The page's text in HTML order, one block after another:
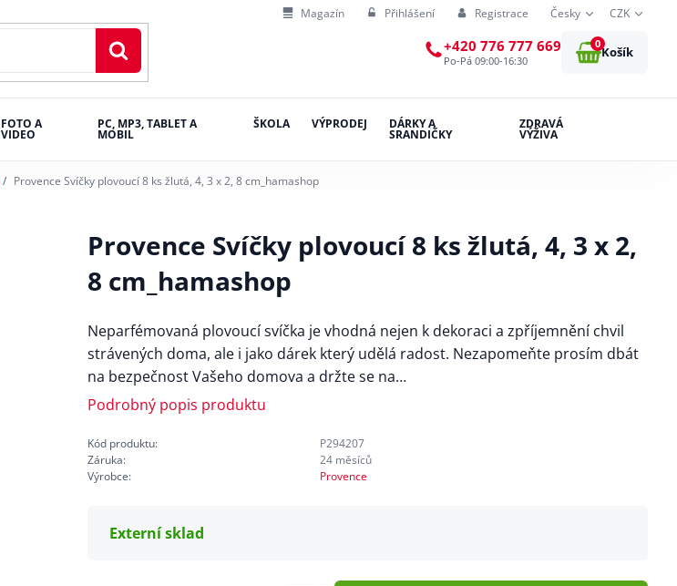
Magazín Přihlášení Registrace Česky CZK
+420 776 777 669
Po-Pá 09:00-16:30
0
Košík
FOTO A
VIDEO
PC, MP3, TABLET A
MOBIL
ŠKOLA VÝPRODEJ DÁRKY A
SRANDIČKY
ZDRAVÁ
VÝŽIVA
Provence Svíčky plovoucí 8 ks žlutá, 4, 3 x 2, 8 cm_hamashop
Provence Svíčky plovoucí 8 ks žlutá, 4, 3 x 2,
8 cm_hamashop
Neparfémovaná plovoucí svíčka je vhodná nejen k dekoraci a zpříjemnění chvil
strávených doma, ale i jako dárek který udělá radost. Nezapomeňte prosím dbát
na bezpečnost Vašeho domova a držte se na…
Podrobný popis produktu
Kód produktu:
P294207
Záruka:
24 měsíců
Výrobce:
Provence
Externí sklad